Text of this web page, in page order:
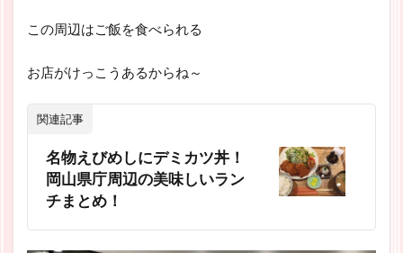
この周辺はご飯を食べられる
お店がけっこうあるからね～
関連記事
名物えびめしにデミカツ丼！
岡山県庁周辺の美味しいラン
チまとめ！